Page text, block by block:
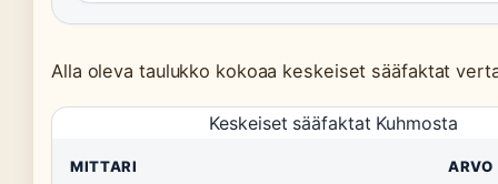
Alla oleva taulukko kokoaa keskeiset sääfaktat
Keskeiset sääfaktat Kuhmosta
MITTARI ARVO